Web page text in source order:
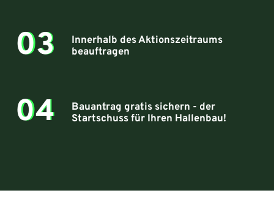
03
03
Innerhalb des Aktionszeitraums
beauftragen
04
04
Bauantrag gratis sichern - der
Startschuss für Ihren Hallenbau!